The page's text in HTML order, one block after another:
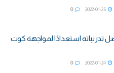
0
تدريباته استعدادًا لمواجهة كوت
0